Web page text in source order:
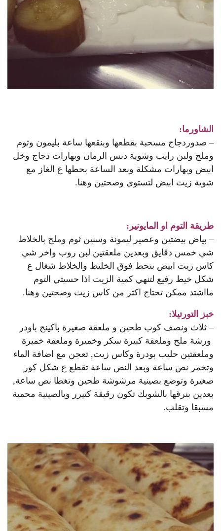
الشاورما:
– صدوردجاج مسحبة بقطعها وبنقعها ساعة بليمون وثوم
وملح ولبن رايب وشوية دبس الرمان وبهارات دجاج وخل
ابيض وبهارات مشكلة وبعد الساعة بحطها ع الغاز مع
شوية زيت ابيض لتستوي وصحتين وهنا.
طريقة التوم او المايونير:
– بياض بيضتين وعصير ليمونة وسنين ثوم وملح بالخلاط
شي خمس دقايق وبعدين ملعقتين لبن روب واخر شي
كاس زيت ابيض بنحط فوق الخليط والخلاط شغال ع
شكل خيط رفيع لتنهي كمية الزيت اذا حسيتي التوم
مااشتد ممكن تحتاج اكثر من كاس زيت وصحتين وهنا.
خبز التورتيلا:
– ثلاث ونصف كوب طحين و ملعقة صغيرة باكينج باودر
ورشة ملح وملعقة كبيرة سكر وخميرة وملعقة خميرة
وملعقتين حليب بودرة وكاس زيت, تعجن مع اضافة الماء
وتخمر نص ساعة وبعد النص ساعة تقطع ع شكل كور
صغيرة وتوضع بصينية مرشوشة طحين وتغطا نص ساعة,
بعدين بنرقها بالشوبك تكون رقيقة كتيرر وبالصينية محمية
مسبقا وتقلب.